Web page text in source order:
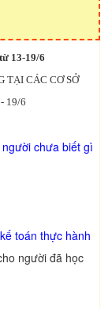
13-19/6
TẠI CÁC CƠ SỞ
19/6
chưa biết gì
toán thực hành
người đã học